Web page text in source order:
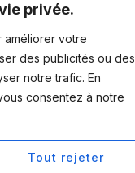
privée.
améliorer votre
des publicités ou des
notre trafic. En
consentez à notre
Tout rejeter